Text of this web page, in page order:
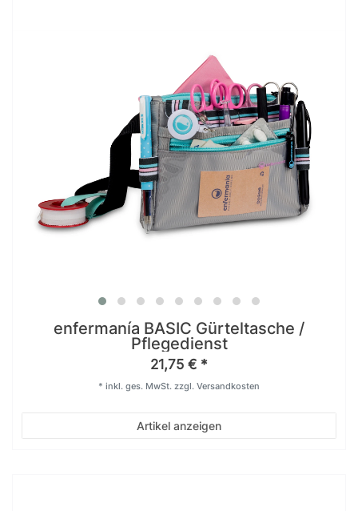
enfermanía BASIC Gürteltasche /
Pflegedienst
21,75 € *
Artikel anzeigen
* inkl. ges. MwSt. zzgl. Versandkosten